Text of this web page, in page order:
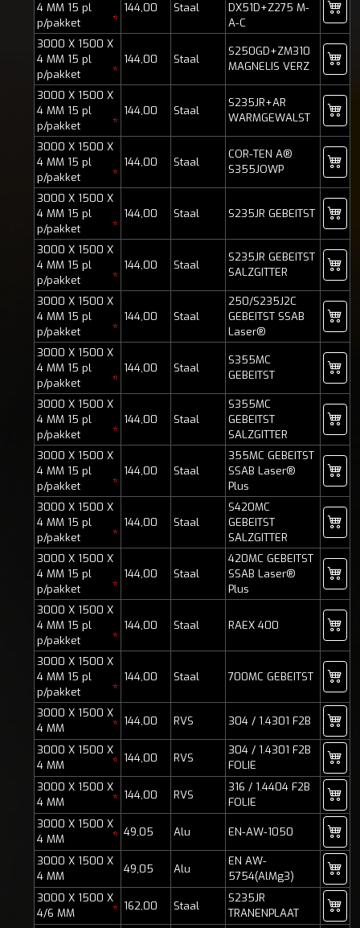
4 MM 15 pl
p/pakket
*
144,00 Staal
DX51D+Z275 M-
A-C
3000 X 1500 X
4 MM 15 pl
p/pakket
*
144,00 Staal
S250GD+ZM310
MAGNELIS VERZ
3000 X 1500 X
4 MM 15 pl
p/pakket
*
144,00 Staal
S235JR+AR
WARMGEWALST
3000 X 1500 X
4 MM 15 pl
p/pakket
*
144,00 Staal
COR-TEN A®
S355JOWP
3000 X 1500 X
4 MM 15 pl
p/pakket
*
144,00 Staal S235JR GEBEITST
3000 X 1500 X
4 MM 15 pl
p/pakket
*
144,00 Staal
S235JR GEBEITST
SALZGITTER
3000 X 1500 X
4 MM 15 pl
p/pakket
*
144,00 Staal
250/S235J2C
GEBEITST SSAB
Laser®
3000 X 1500 X
4 MM 15 pl
p/pakket
*
144,00 Staal
S355MC
GEBEITST
3000 X 1500 X
4 MM 15 pl
p/pakket
*
144,00 Staal
S355MC
GEBEITST
SALZGITTER
3000 X 1500 X
4 MM 15 pl
p/pakket
*
144,00 Staal
355MC GEBEITST
SSAB Laser®
Plus
3000 X 1500 X
4 MM 15 pl
p/pakket
*
144,00 Staal
S420MC
GEBEITST
SALZGITTER
3000 X 1500 X
4 MM 15 pl
p/pakket
*
144,00 Staal
420MC GEBEITST
SSAB Laser®
Plus
3000 X 1500 X
4 MM 15 pl
p/pakket
*
144,00 Staal RAEX 400
3000 X 1500 X
4 MM 15 pl
p/pakket
*
144,00 Staal 700MC GEBEITST
3000 X 1500 X
4 MM
* 144,00 RVS 304 / 1.4301 F2B
3000 X 1500 X
4 MM
* 144,00 RVS
304 / 1.4301 F2B
FOLIE
3000 X 1500 X
4 MM
* 144,00 RVS
316 / 1.4404 F2B
FOLIE
3000 X 1500 X
4 MM
* 49,05 Alu EN-AW-1050
3000 X 1500 X
4 MM
49,05 Alu
EN AW-
5754(AlMg3)
3000 X 1500 X
4/6 MM
* 162,00 Staal
S235JR
TRANENPLAAT